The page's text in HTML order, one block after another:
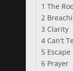
1 The
2
3 Clarity
4 Can't
5 Escape
6 Prayer